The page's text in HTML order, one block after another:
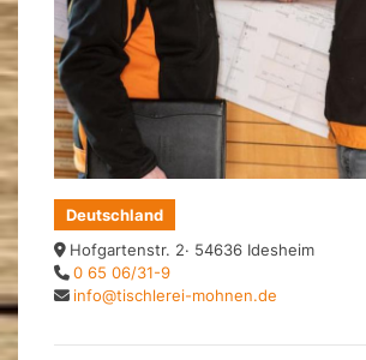
Deutschland
Hofgartenstr. 2· 54636 Idesheim
0 65 06/31-9
info@tischlerei-mohnen.de